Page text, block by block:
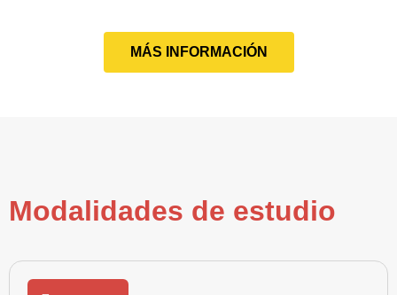
MÁS INFORMACIÓN
Modalidades de estudio